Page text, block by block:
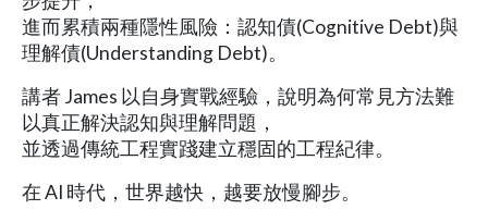
進而累積兩種隱性風險：認知債(Cognitive Debt)與
理解債(Understanding Debt)。
講者 James 以自身實戰經驗，說明為何常見方法難
以真正解決認知與理解問題，
並透過傳統工程實踐建立穩固的工程紀律。
在 AI 時代，世界越快，越要放慢腳步。